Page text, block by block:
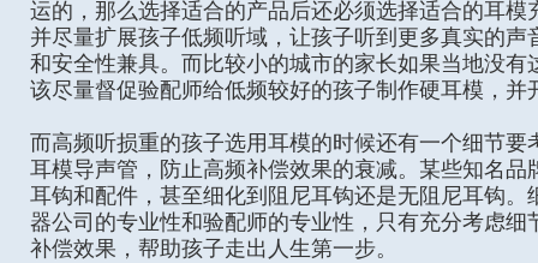
运的，那么选择适合的产品后还必须选择适合的耳模
并尽量扩展孩子低频听域，让孩子听到更多真实的声
和安全性兼具。而比较小的城市的家长如果当地没有
该尽量督促验配师给低频较好的孩子制作硬耳模，并
而高频听损重的孩子选用耳模的时候还有一个细节要
耳模导声管，防止高频补偿效果的衰减。某些知名品
耳钩和配件，甚至细化到阻尼耳钩还是无阻尼耳钩。
器公司的专业性和验配师的专业性，只有充分考虑细
补偿效果，帮助孩子走出人生第一步。